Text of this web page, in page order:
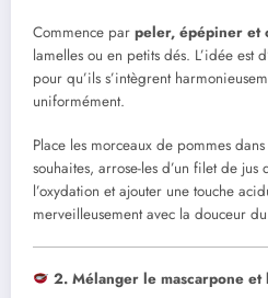
Commence par peler, épépiner et
lamelles ou en petits dés. L’idée est
pour qu’ils s’intègrent
uniformément.
Place les morceaux de pommes
souhaites, arrose-les d’un filet de
l’oxydation et ajouter une touche
merveilleusement avec la douceur
2. Mélanger le mascarpone et